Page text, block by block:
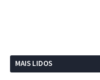
MAIS LIDOS